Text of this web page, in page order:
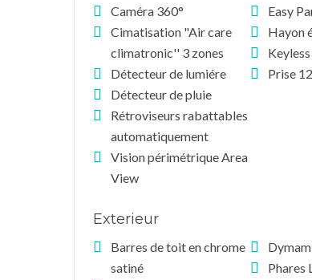
Caméra 360°
Cimatisation "Air care
climatronic'' 3 zones
Détecteur de lumiére
Détecteur de pluie
Rétroviseurs rabattables
automatiquement
Vision périmétrique Area
View
Easy
Hayon
Prise
Exterieur
Barres de toit en chrome
satiné
Phares